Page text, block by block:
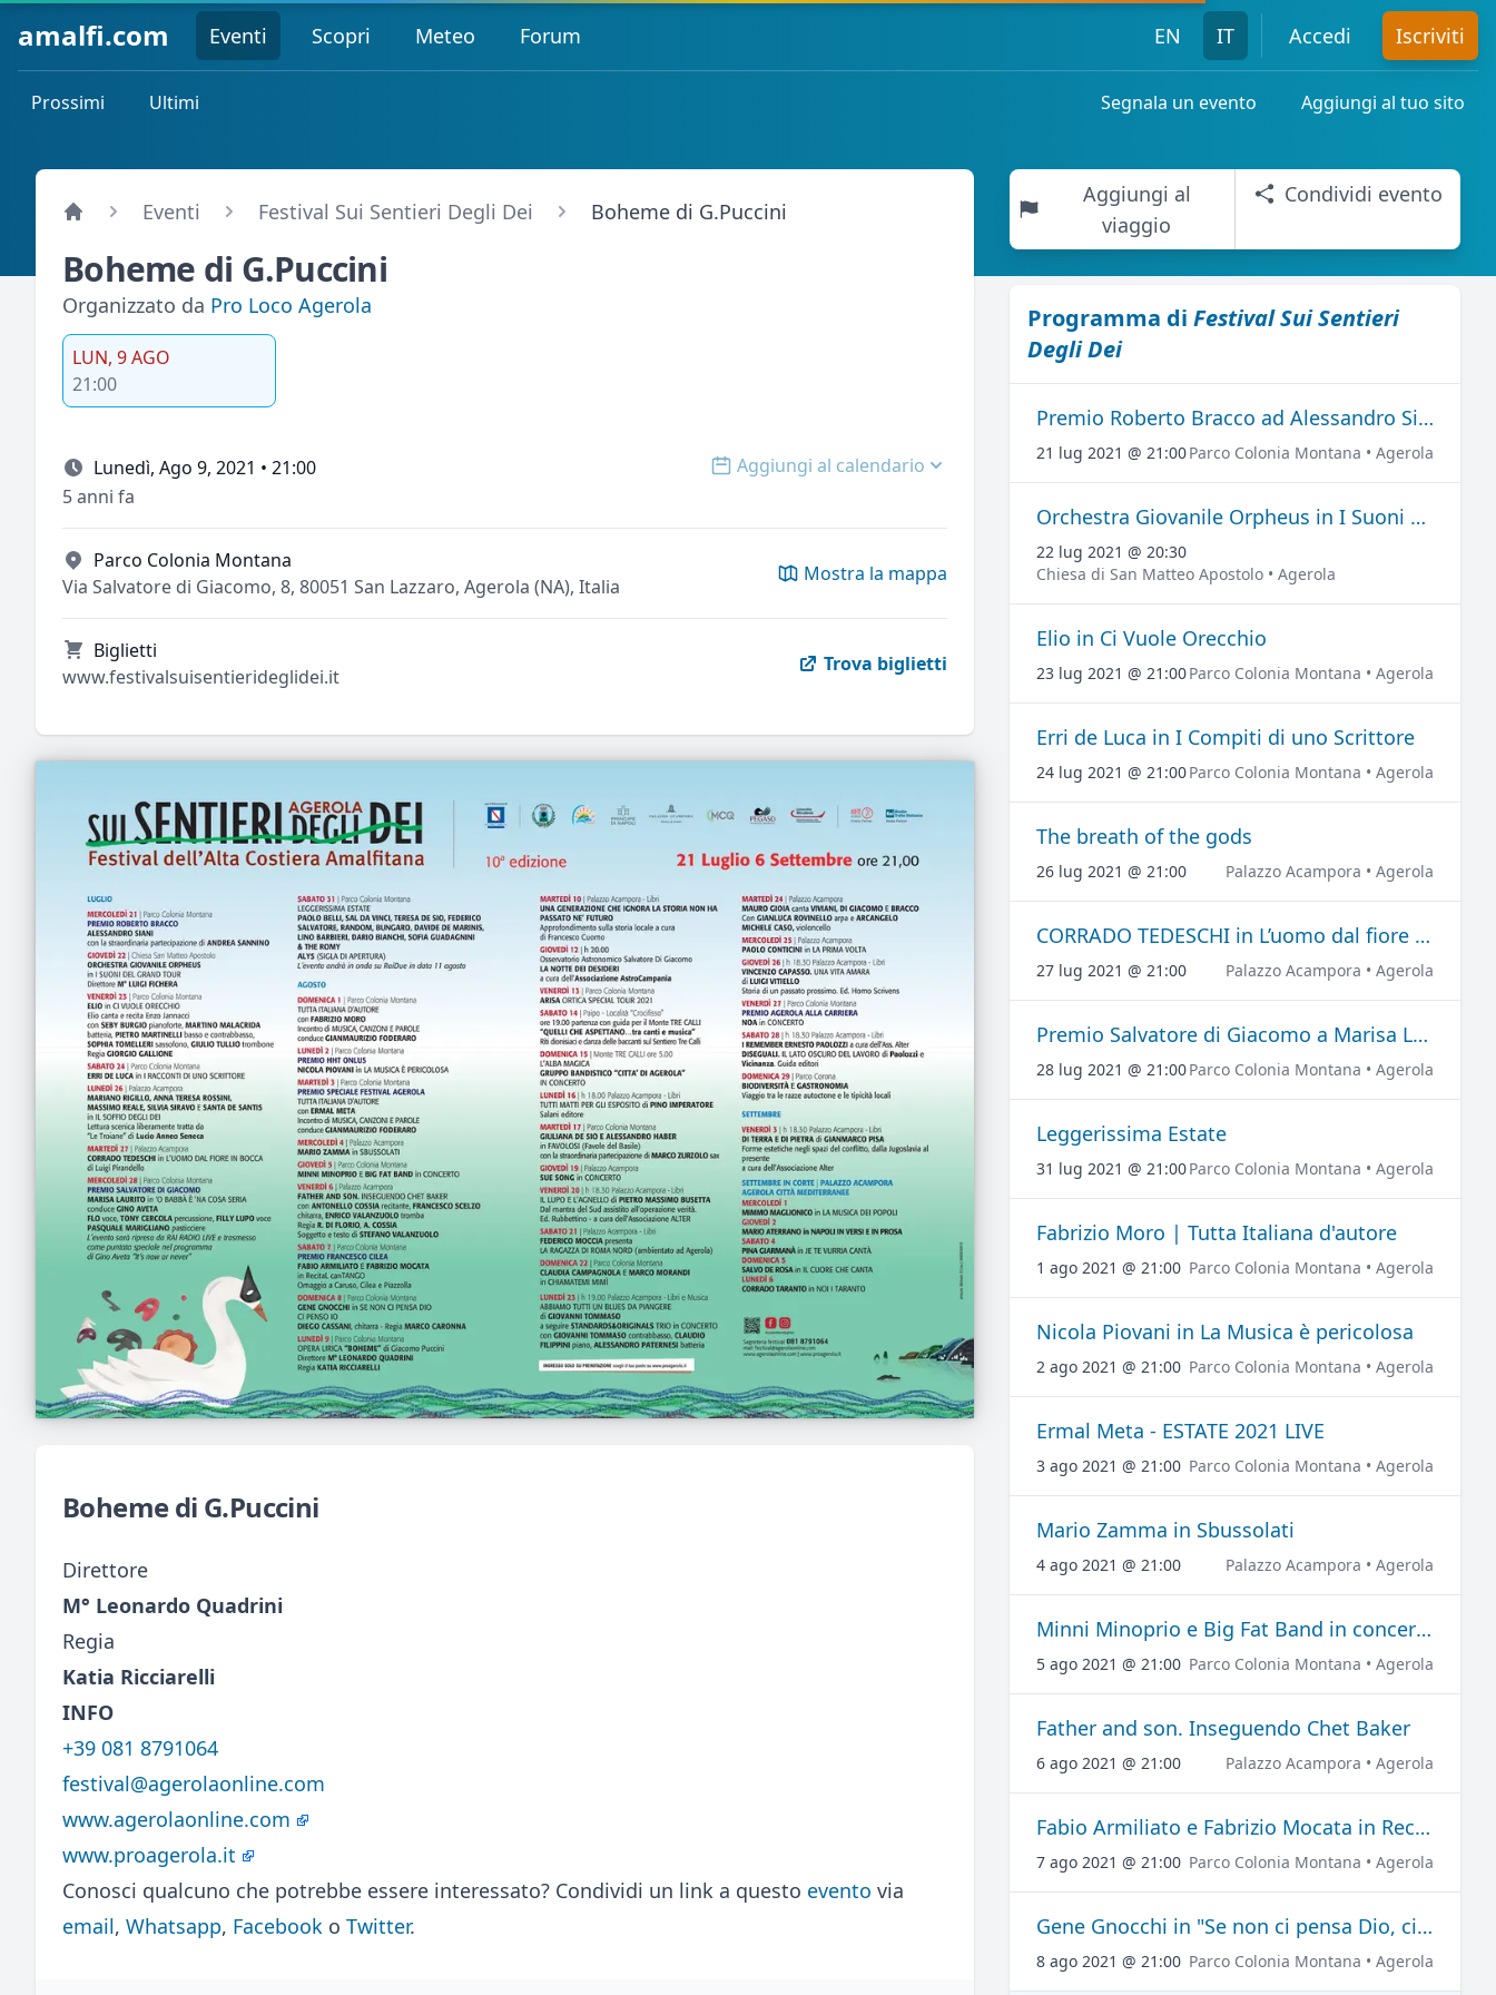
amalfi.com Eventi Scopri Meteo Forum EN IT Accedi Iscriviti
Prossimi Ultimi Segnala un evento Aggiungi al tuo sito
Eventi Festival Sui Sentieri Degli Dei Boheme di G.Puccini
Boheme di G.Puccini
Organizzato da Pro Loco Agerola
LUN, 9 AGO
21:00
Lunedì, Ago 9, 2021 • 21:00 Open options
Aggiungi al calendario
5 anni fa
Parco Colonia Montana
Via Salvatore di Giacomo, 8, 80051 San Lazzaro, Agerola (NA), Italia
Mostra la mappa
Biglietti
www.festivalsuisentierideglidei.it
Trova biglietti
Boheme di G.Puccini
Direttore
M° Leonardo Quadrini
Regia
Katia Ricciarelli
INFO
+39 081 8791064
festival@agerolaonline.com
www.agerolaonline.com
www.proagerola.it
Conosci qualcuno che potrebbe essere interessato? Condividi un link a questo evento via
email, Whatsapp, Facebook o Twitter.
Aggiungi al
viaggio
Condividi evento
Programma di Festival Sui Sentieri
Degli Dei
Premio Roberto Bracco ad Alessandro Siani
21 lug 2021 @ 21:00Parco Colonia Montana • Agerola
Orchestra Giovanile Orpheus in I Suoni del Grand Tour
22 lug 2021 @ 20:30
Chiesa di San Matteo Apostolo • Agerola
Elio in Ci Vuole Orecchio
23 lug 2021 @ 21:00Parco Colonia Montana • Agerola
Erri de Luca in I Compiti di uno Scrittore
24 lug 2021 @ 21:00Parco Colonia Montana • Agerola
The breath of the gods
26 lug 2021 @ 21:00 Palazzo Acampora • Agerola
CORRADO TEDESCHI in L’uomo dal fiore in bocca
27 lug 2021 @ 21:00 Palazzo Acampora • Agerola
Premio Salvatore di Giacomo a Marisa Laurito
28 lug 2021 @ 21:00Parco Colonia Montana • Agerola
Leggerissima Estate
31 lug 2021 @ 21:00Parco Colonia Montana • Agerola
Fabrizio Moro | Tutta Italiana d'autore
1 ago 2021 @ 21:00 Parco Colonia Montana • Agerola
Nicola Piovani in La Musica è pericolosa
2 ago 2021 @ 21:00 Parco Colonia Montana • Agerola
Ermal Meta - ESTATE 2021 LIVE
3 ago 2021 @ 21:00 Parco Colonia Montana • Agerola
Mario Zamma in Sbussolati
4 ago 2021 @ 21:00 Palazzo Acampora • Agerola
Minni Minoprio e Big Fat Band in concerto
5 ago 2021 @ 21:00 Parco Colonia Montana • Agerola
Father and son. Inseguendo Chet Baker
6 ago 2021 @ 21:00 Palazzo Acampora • Agerola
Fabio Armiliato e Fabrizio Mocata in Recital CanTango
7 ago 2021 @ 21:00 Parco Colonia Montana • Agerola
Gene Gnocchi in "Se non ci pensa Dio, ci penso io"
8 ago 2021 @ 21:00 Parco Colonia Montana • Agerola